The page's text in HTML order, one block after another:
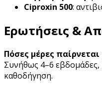
Ciproxin 500:
Ερωτήσεις &
Πόσες μέρες
Συνήθως 4–6
καθοδήγηση.